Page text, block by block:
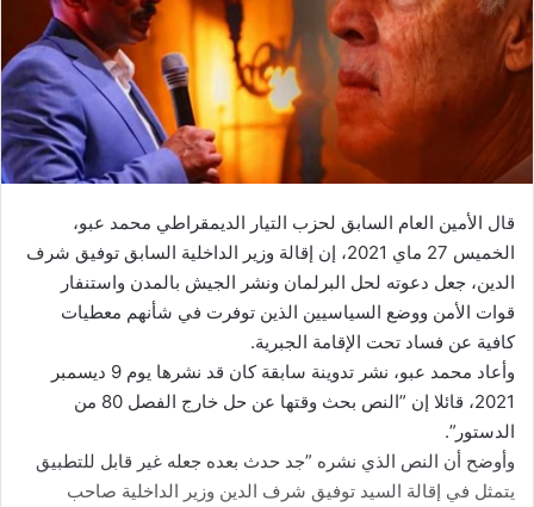
قال الأمين العام السابق لحزب التيار الديمقراطي محمد عبو،
الخميس 27 ماي 2021، إن إقالة وزير الداخلية السابق توفيق شرف
الدين، جعل دعوته لحل البرلمان ونشر الجيش بالمدن واستنفار
قوات الأمن ووضع السياسيين الذين توفرت في شأنهم معطيات
كافية عن فساد تحت الإقامة الجبرية.
وأعاد محمد عبو، نشر تدوينة سابقة كان قد نشرها يوم 9 ديسمبر
2021، قائلا إن ”النص بحث وقتها عن حل خارج الفصل 80 من
الدستور”.
وأوضح أن النص الذي نشره ”جد حدث بعده جعله غير قابل للتطبيق
يتمثل في إقالة السيد توفيق شرف الدين وزير الداخلية صاحب